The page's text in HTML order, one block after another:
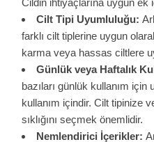
Cilt Tipi Uyumluluğu:
farklı cilt tiplerine uygun
karma veya hassas ciltlere
Günlük veya Haftalık
bazıları günlük kullanım için
kullanım içindir. Cilt tipinize
sıklığını seçmek önemlidir.
Nemlendirici İçerikler: